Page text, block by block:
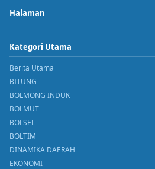
Halaman
Kategori Utama
Berita Utama
BITUNG
BOLMONG INDUK
BOLMUT
BOLSEL
BOLTIM
DINAMIKA DAERAH
EKONOMI